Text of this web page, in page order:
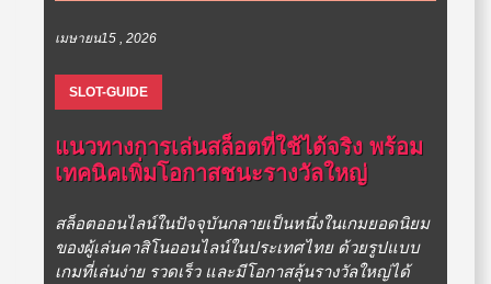
เมษายน15 , 2026
SLOT-GUIDE
แนวทางการเล่นสล็อตที่ใช้ได้จริง พร้อม
เทคนิคเพิ่มโอกาสชนะรางวัลใหญ่
สล็อตออนไลน์ในปัจจุบันกลายเป็นหนึ่งในเกมยอดนิยม
ของผู้เล่นคาสิโนออนไลน์ในประเทศไทย ด้วยรูปแบบ
เกมที่เล่นง่าย รวดเร็ว และมีโอกาสลุ้นรางวัลใหญ่ได้